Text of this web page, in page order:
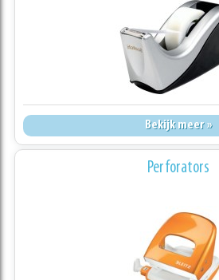
Bekijk meer »
Perforators